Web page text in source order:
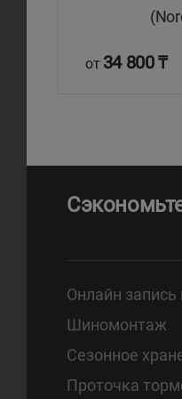
от 34 800 ₸
Онлайн
Шиномонтаж
Сезонное
Проточка